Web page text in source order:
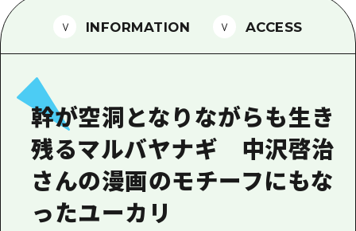
ボランティアガイド
ユニバーサルツーリズム
広島県の魅力を動画でご紹介！
よくあるご質問
メディア掲載情報
フォトダウンロード
INFORMATION ACCESS
幹が空洞となりながらも生き
残るマルバヤナギ 中沢啓治
さんの漫画のモチーフにもな
ったユーカリ